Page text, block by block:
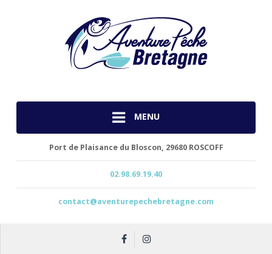
MENU
Port de Plaisance du Bloscon, 29680 ROSCOFF
02.98.69.19.40
contact@aventurepechebretagne.com